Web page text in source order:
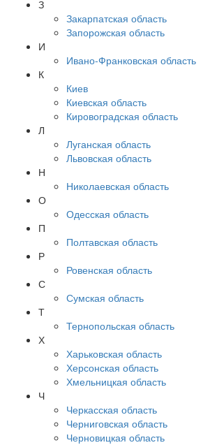
З
Закарпатская область
Запорожская область
И
Ивано-Франковская область
К
Киев
Киевская область
Кировоградская область
Л
Луганская область
Львовская область
Н
Николаевская область
О
Одесская область
П
Полтавская область
Р
Ровенская область
С
Сумская область
Т
Тернопольская область
Х
Харьковская область
Херсонская область
Хмельницкая область
Ч
Черкасская область
Черниговская область
Черновицкая область